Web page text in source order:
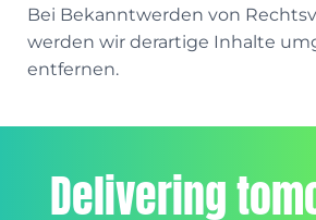
Bei Bekanntwerden von
werden wir derartige Inhalte
entfernen.
Delivering